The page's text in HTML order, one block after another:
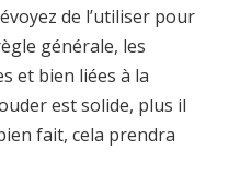
de l’utiliser pour
générale, les
et bien liées à la
est solide, plus il
fait, cela prendra